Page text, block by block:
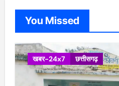
You Missed
खबर-24x7 छत्तीसगढ़